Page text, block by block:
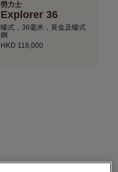
勞力士
Explorer 36
蠔式，36毫米，黃金及蠔式
鋼
HKD 118,000